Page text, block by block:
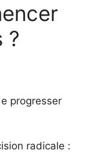
?
progresser
radicale :